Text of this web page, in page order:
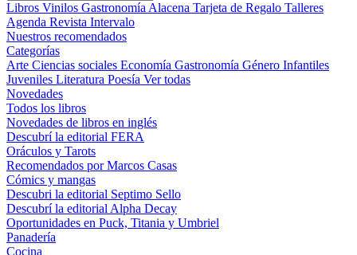
Libros Vinilos Gastronomía Alacena Tarjeta de Regalo Talleres
Agenda Revista Intervalo
Nuestros recomendados
Categorías
Arte Ciencias sociales Economía Gastronomía Género Infantiles
Juveniles Literatura Poesía Ver todas
Novedades
Todos los libros
Novedades de libros en inglés
Descubrí la editorial FERA
Oráculos y Tarots
Recomendados por Marcos Casas
Cómics y mangas
Descubri la editorial Septimo Sello
Descubrí la editorial Alpha Decay
Oportunidades en Puck, Titania y Umbriel
Panadería
Cocina